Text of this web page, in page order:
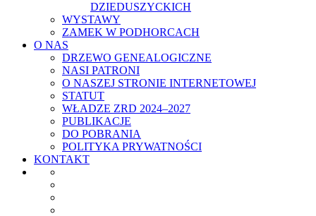
DZIEDUSZYCKICH
WYSTAWY
ZAMEK W PODHORCACH
O NAS
DRZEWO GENEALOGICZNE
NASI PATRONI
O NASZEJ STRONIE INTERNETOWEJ
STATUT
WŁADZE ZRD 2024–2027
PUBLIKACJE
DO POBRANIA
POLITYKA PRYWATNOŚCI
KONTAKT